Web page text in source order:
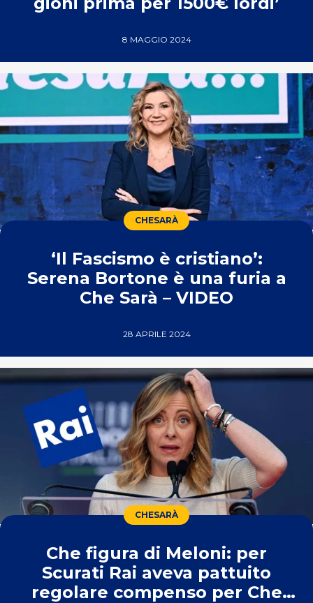
8 MAGGIO 2024
CHESARÀ
‘Il Fascismo è cristiano’:
Serena Bortone è una furia a
Che Sarà – VIDEO
28 APRILE 2024
CHESARÀ
Che figura di Meloni: per
Scurati Rai aveva pattuito
regolare compenso per Che